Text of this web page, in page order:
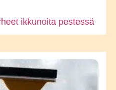
ikkunoita pestessä